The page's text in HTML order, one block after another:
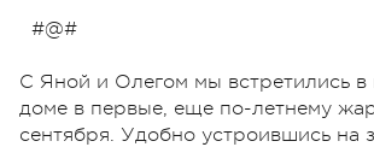
#@#
С Яной и Олегом мы встретились в
доме в первые, еще по-летнему
сентября. Удобно устроившись на